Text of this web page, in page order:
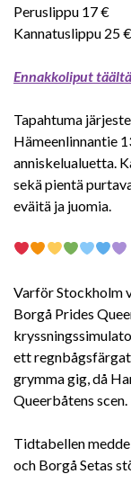
Peruslippu 17 €
Kannatuslippu 25
Ennakkoliput täältä
Tapahtuma
Hämeenlinnantie
anniskelualuetta.
sekä pientä
eväitä ja juomia.
Varför Stockholm
Borgå Prides
ett
grymma gig, då
Queerbåtens scen.
Tidtabellen
och Borgå Setas